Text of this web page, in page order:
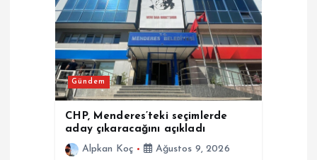
Gündem
CHP, Menderes’teki seçimlerde
aday çıkaracağını açıkladı
Alpkan Koç
Ağustos 9, 2026